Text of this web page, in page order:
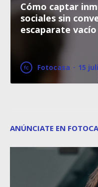
Cómo captar
sociales sin
escaparate vacío
Fotocasa · 15
ANÚNCIATE EN